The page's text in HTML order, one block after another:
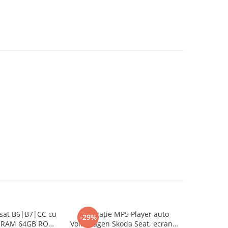
B6|B7|CC cu
64GB ROM,
-29%
Navigație MP5 Player auto
Volkswagen Skoda Seat, ecran 7